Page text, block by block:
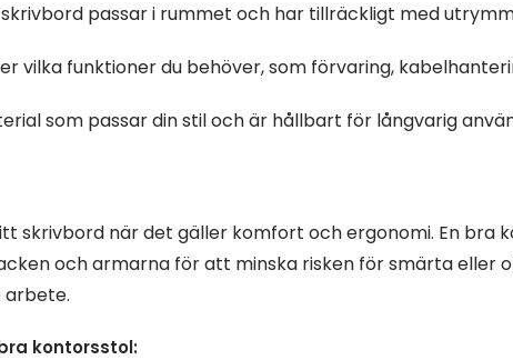
passar i rummet och har tillräckligt med
vilka funktioner du behöver, som förvaring,
som passar din stil och är hållbart för långvarig
skrivbord när det gäller komfort och ergonomi. En bra
och armarna för att minska risken för smärta eller
arbete.
kontorsstol: